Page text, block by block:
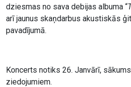
dziesmas no sava debijas albuma “
arī jaunus skaņdarbus akustiskās
pavadījumā.
Koncerts notiks 26. Janvārī,
ziedojumiem.